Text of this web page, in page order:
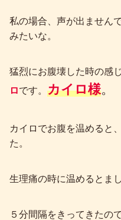
私の場合、声が出ません
みたいな。
猛烈にお腹壊した時の感
ロです。 カイロ様。
カイロでお腹を温めると
た。
生理痛の時に温めるとま
５分間隔をきってきたの